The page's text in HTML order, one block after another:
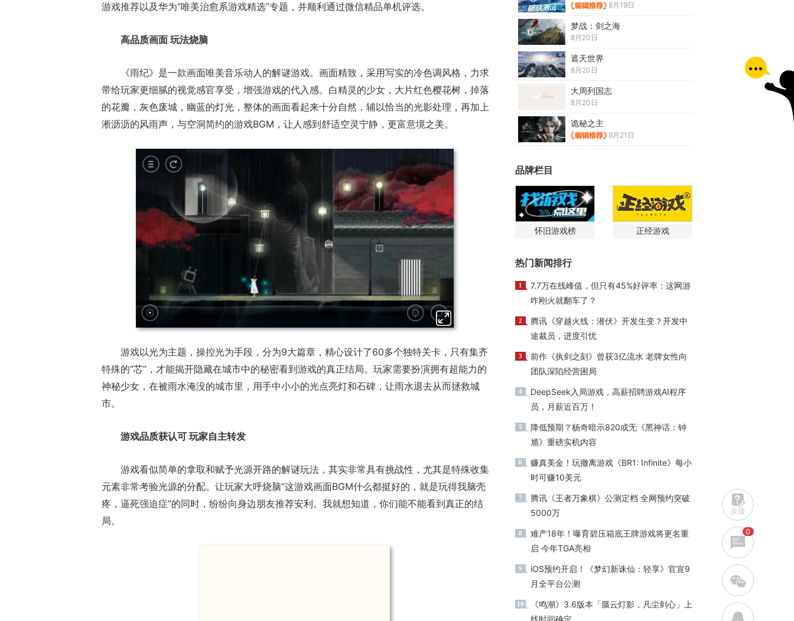
游戏推荐以及华为“唯美治愈系游戏精选”专题，并顺利通过微信精品单机评选。
高品质画面 玩法烧脑
《雨纪》是一款画面唯美音乐动人的解谜游戏。画面精致，采用写实的冷色调风格，力求
带给玩家更细腻的视觉感官享受，增强游戏的代入感。白精灵的少女，大片红色樱花树，掉落
的花瓣，灰色废城，幽蓝的灯光，整体的画面看起来十分自然，辅以恰当的光影处理，再加上
淅沥沥的风雨声，与空洞简约的游戏BGM，让人感到舒适空灵宁静，更富意境之美。
游戏以光为主题，操控光为手段，分为9大篇章，精心设计了60多个独特关卡，只有集齐
特殊的“芯”，才能揭开隐藏在城市中的秘密看到游戏的真正结局。玩家需要扮演拥有超能力的
神秘少女，在被雨水淹没的城市里，用手中小小的光点亮灯和石碑，让雨水退去从而拯救城
市。
游戏品质获认可 玩家自主转发
游戏看似简单的拿取和赋予光源开路的解谜玩法，其实非常具有挑战性，尤其是特殊收集
元素非常考验光源的分配。让玩家大呼烧脑“这游戏画面BGM什么都挺好的，就是玩得我脑壳
疼，逼死强迫症”的同时，纷纷向身边朋友推荐安利。我就想知道，你们能不能看到真正的结
局。
8月19日
梦战：剑之海
8月20日
遮天世界
8月20日
大周列国志
8月20日
诡秘之主
8月21日
品牌栏目
怀旧游戏榜 正经游戏
热门新闻排行
1
7.7万在线峰值，但只有45%好评率：这网游
咋刚火就翻车了？
2
腾讯《穿越火线：潜伏》开发生变？开发中
途裁员，进度引忧
3
前作《执剑之刻》曾获3亿流水 老牌女性向
团队深陷经营困局
4
DeepSeek入局游戏，高薪招聘游戏AI程序
员，月薪近百万！
5
降低预期？杨奇暗示820或无《黑神话：钟
馗》重磅实机内容
6
赚真美金！玩撤离游戏《BR1: Infinite》每小
时可赚10美元
7
腾讯《王者万象棋》公测定档 全网预约突破
5000万
8
难产18年！曝育碧压箱底王牌游戏将更名重
启 今年TGA亮相
9
iOS预约开启！《梦幻新诛仙：轻享》官宣9
月全平台公测
10
《鸣潮》3.6版本「蜃云灯影，凡尘剑心」上
反馈
0
w